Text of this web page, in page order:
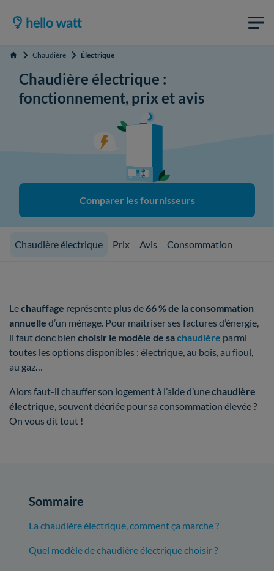
Accueil Chaudière Électrique
Chaudière électrique :
fonctionnement, prix et avis
Comparer les fournisseurs
Chaudière électrique Prix Avis Consommation
Lechauffage représente plus de66 % de la consommation
annuelle d’un ménage. Pour maîtriser ses factures d’énergie,
il faut donc bien choisir le modèle de sachaudière parmi
toutes les options disponibles : électrique, au bois, au fioul,
au gaz…
Alors faut-il chauffer son logement à l’aide d’unechaudière
électrique, souvent décriée pour sa consommation élevée ?
On vous dit tout !
Sommaire
La chaudière électrique, comment ça marche ?
Quel modèle de chaudière électrique choisir ?